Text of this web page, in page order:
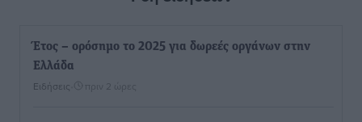
Έτος – ορόσημο το 2025 για δωρεές οργάνων στην
Ελλάδα
Ειδήσεις πριν 2 ώρες